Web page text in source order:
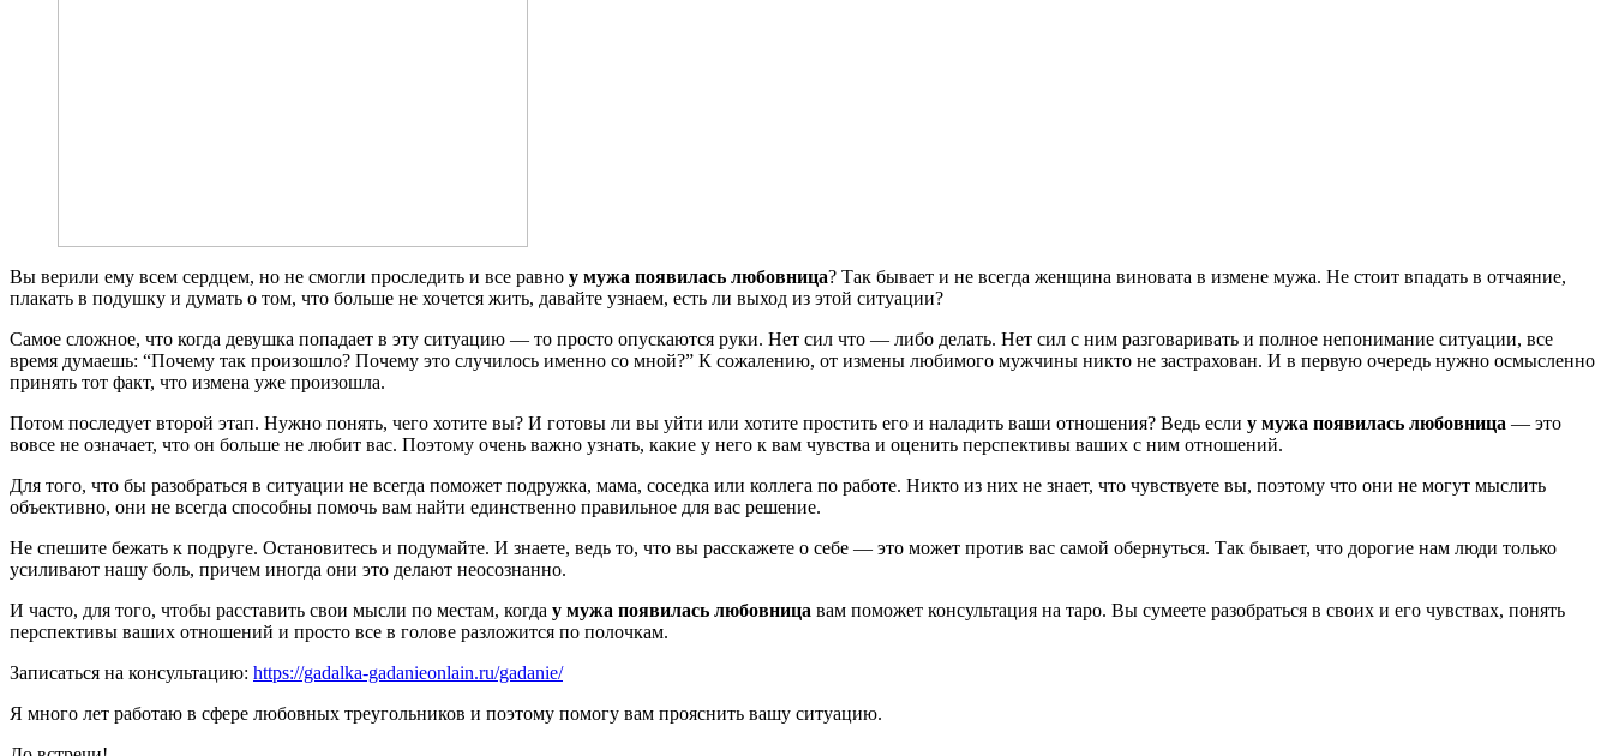
Вы верили ему всем сердцем, но не смогли проследить и все равно у мужа появилась любовница? Так бывает и не всегда женщина виновата в измене мужа. Не стоит впадать в отчаяние,
плакать в подушку и думать о том, что больше не хочется жить, давайте узнаем, есть ли выход из этой ситуации?
Самое сложное, что когда девушка попадает в эту ситуацию — то просто опускаются руки. Нет сил что — либо делать. Нет сил с ним разговаривать и полное непонимание ситуации, все
время думаешь: “Почему так произошло? Почему это случилось именно со мной?” К сожалению, от измены любимого мужчины никто не застрахован. И в первую очередь нужно осмысленно
принять тот факт, что измена уже произошла.
Потом последует второй этап. Нужно понять, чего хотите вы? И готовы ли вы уйти или хотите простить его и наладить ваши отношения? Ведь если у мужа появилась любовница — это
вовсе не означает, что он больше не любит вас. Поэтому очень важно узнать, какие у него к вам чувства и оценить перспективы ваших с ним отношений.
Для того, что бы разобраться в ситуации не всегда поможет подружка, мама, соседка или коллега по работе. Никто из них не знает, что чувствуете вы, поэтому что они не могут мыслить
объективно, они не всегда способны помочь вам найти единственно правильное для вас решение.
Не спешите бежать к подруге. Остановитесь и подумайте. И знаете, ведь то, что вы расскажете о себе — это может против вас самой обернуться. Так бывает, что дорогие нам люди только
усиливают нашу боль, причем иногда они это делают неосознанно.
И часто, для того, чтобы расставить свои мысли по местам, когда у мужа появилась любовница вам поможет консультация на таро. Вы сумеете разобраться в своих и его чувствах, понять
перспективы ваших отношений и просто все в голове разложится по полочкам.
Записаться на консультацию: https://gadalka-gadanieonlain.ru/gadanie/
Я много лет работаю в сфере любовных треугольников и поэтому помогу вам прояснить вашу ситуацию.